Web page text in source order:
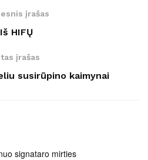
įrašas
Iš HIFŲ
įrašas
susirūpino kaimynai
signataro mirties